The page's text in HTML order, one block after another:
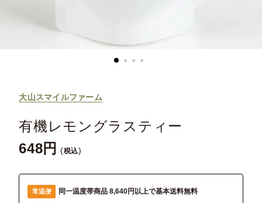
大山スマイルファーム
有機レモングラスティー
648 税込
常温便 同一温度帯商品 8,640円以上で基本送料無料